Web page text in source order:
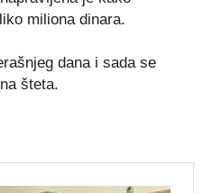
miliona dinara.
dana i sada se
šteta.